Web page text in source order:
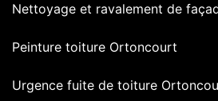
Nettoyage et ravalement de
Peinture toiture Ortoncourt
Urgence fuite de toiture